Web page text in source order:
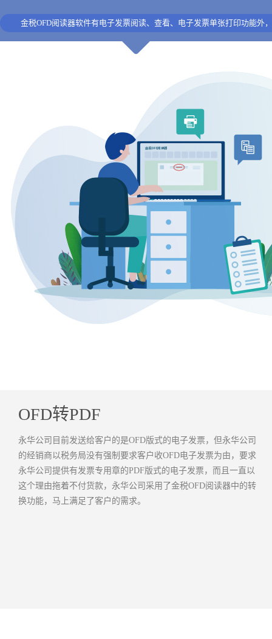
金税OFD阅读器软件有电子发票阅读、查看、电子发票单张打印功能外
OFD转PDF
永华公司目前发送给客户的是OFD版式的电子发票，但永华公司
的经销商以税务局没有强制要求客户收OFD电子发票为由，要求
永华公司提供有发票专用章的PDF版式的电子发票，而且一直以
这个理由拖着不付货款，永华公司采用了金税OFD阅读器中的转
换功能，马上满足了客户的需求。